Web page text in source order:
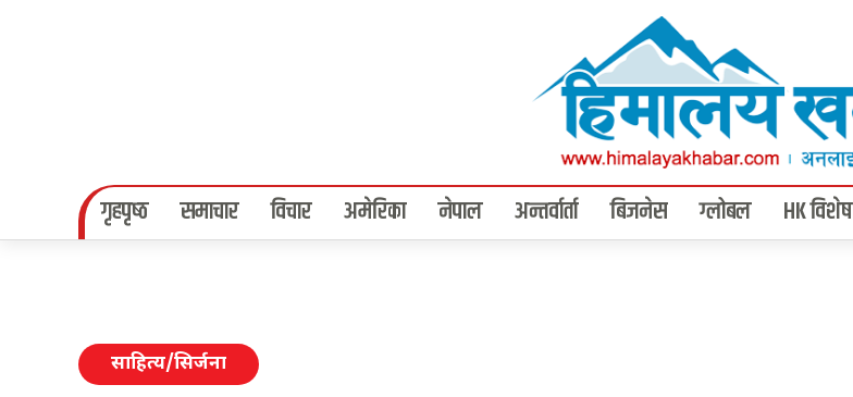
गृहपृष्‍ठ समाचार विचार अमेरिका नेपाल अन्तर्वार्ता बिजनेस ग्लोबल HK विशेष
साहित्य/सिर्जना